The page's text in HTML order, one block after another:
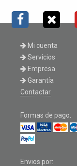
Mi cuenta
Servicios
Empresa
Garantía
Contactar
Formas de pago:
Envios por: